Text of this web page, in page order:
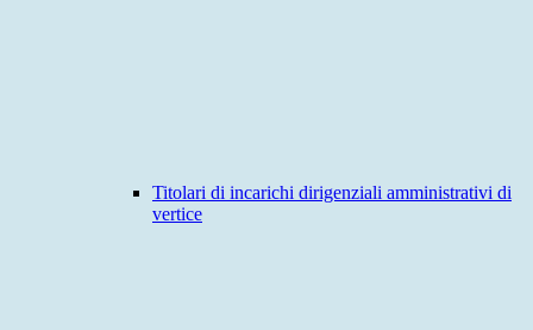
Titolari di incarichi dirigenziali amministrativi di
vertice